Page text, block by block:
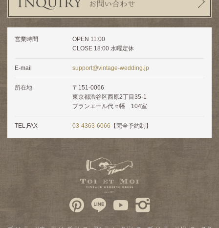
営業時間
OPEN 11:00
CLOSE 18:00 水曜定休
E-mail support@vintage-wedding.jp
所在地
〒151-0066
東京都渋谷区西原2丁目35-1
ブランエール代々幡 104室
TEL,FAX 03-4363-6066 【完全予約制】